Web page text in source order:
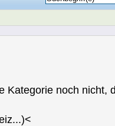
noch nicht,